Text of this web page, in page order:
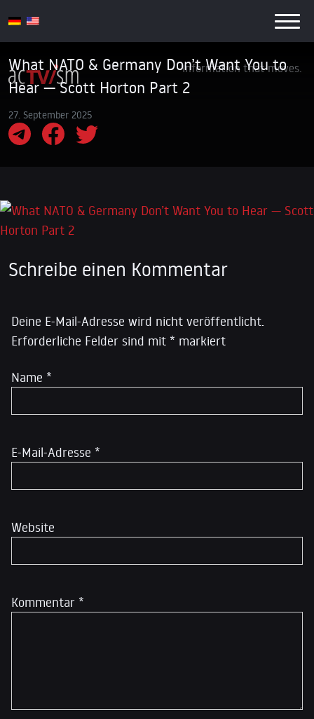
Information that moves.
What NATO & Germany Don’t Want You to
Hear — Scott Horton Part 2
27. September 2025
Schreibe einen Kommentar
Deine E-Mail-Adresse wird nicht veröffentlicht.
Erforderliche Felder sind mit * markiert
Kommentar *
Name *
E-Mail-Adresse *
Website